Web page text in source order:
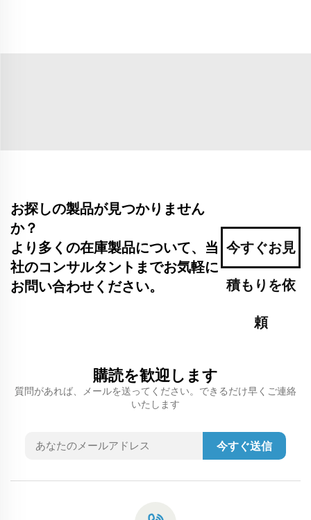
お探しの製品が見つかりません
か？
より多くの在庫製品について、当
社のコンサルタントまでお気軽に
お問い合わせください。
今すぐお見
積もりを依
頼
購読を歓迎します
質問があれば、メールを送ってください。できるだけ早くご連絡
いたします
今すぐ送信